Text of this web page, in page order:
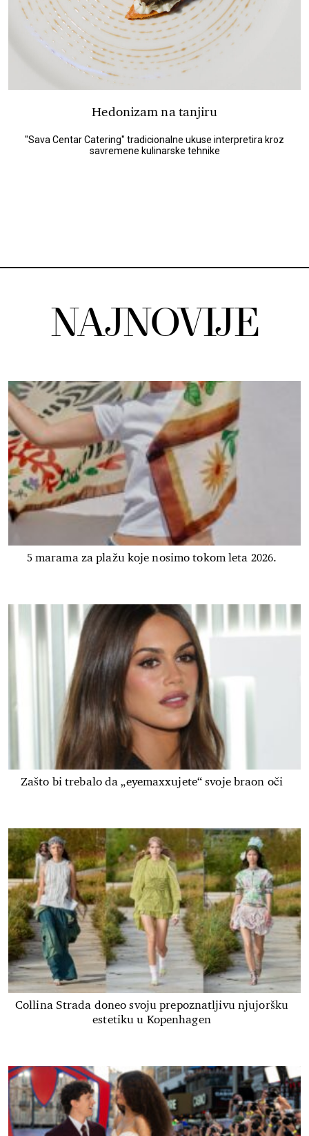
Hedonizam na tanjiru
"Sava Centar Catering" tradicionalne ukuse interpretira kroz
savremene kulinarske tehnike
NAJNOVIJE
5 marama za plažu koje nosimo tokom leta 2026.
Zašto bi trebalo da „eyemaxxujete“ svoje braon oči
Collina Strada doneo svoju prepoznatljivu njujoršku
estetiku u Kopenhagen